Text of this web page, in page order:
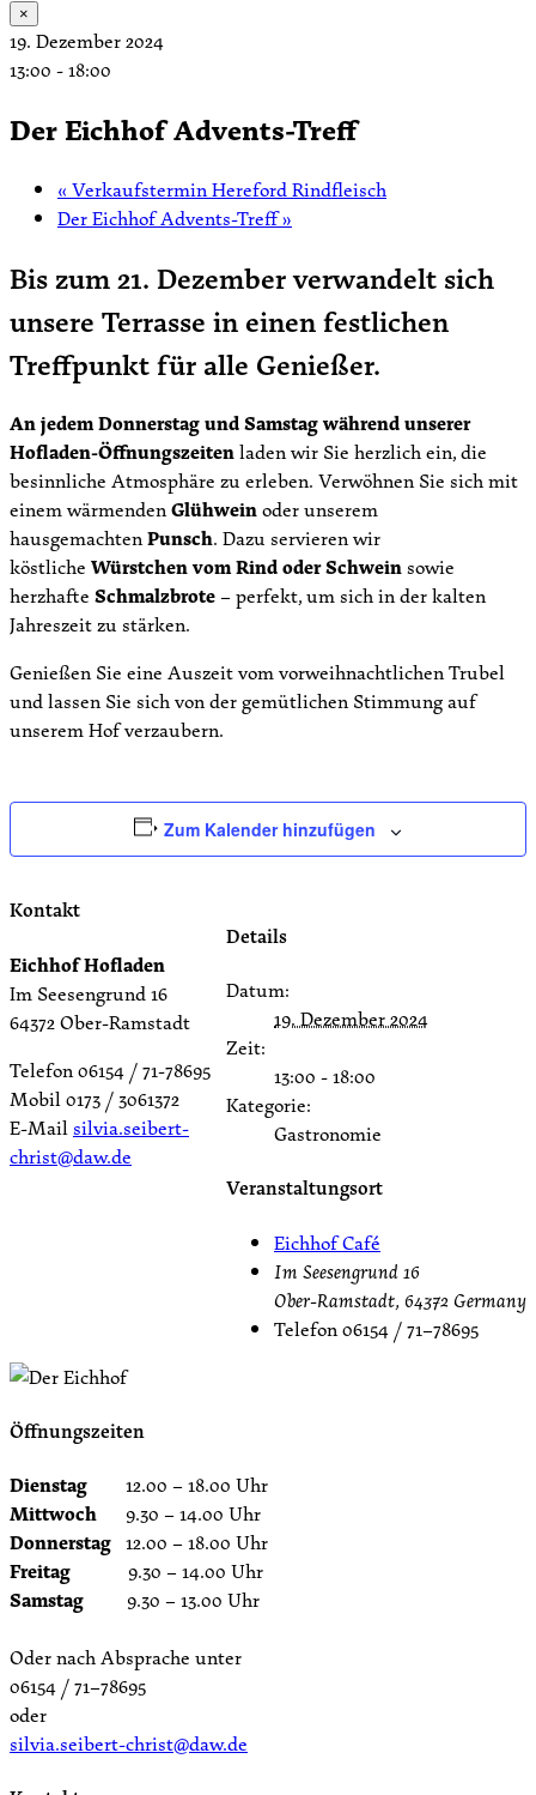
×
19. Dezember 2024
13:00 -18:00
Der Eichhof Advents-Treff
« Verkaufstermin Hereford Rindfleisch
Der Eichhof Advents-Treff»
Bis zum 21. Dezember verwandelt sich
unsere Terrasse in einen festlichen
Treffpunkt für alle Genießer.
An jedem Donnerstag und Samstag während unserer
Hofladen-Öffnungszeitenladen wir Sie herzlich ein, die
besinnliche Atmosphäre zu erleben. Verwöhnen Sie sich mit
einem wärmendenGlühweinoder unserem
hausgemachtenPunsch. Dazu servieren wir
köstliche Würstchen vom Rind oder Schweinsowie
herzhafte Schmalzbrote– perfekt, um sich in der kalten
Jahreszeit zu stärken.
Genießen Sie eine Auszeit vom vorweihnachtlichen Trubel
und lassen Sie sich von der gemütlichen Stimmung auf
unserem Hof verzaubern.
Zum Kalender hinzufügen
Details
Datum:
19. Dezember 2024
Zeit:
13:00 - 18:00
Kategorie:
Gastronomie
Veranstaltungsort
Eichhof Café
Im Seesengrund 16
Ober-Ramstadt, 64372 Germany
Telefon06154 / 71–78695
Kontakt
Eichhof Hofladen
Im Seesengrund 16
64372 Ober-Ramstadt
Telefon 06154 / 71-78695
Mobil 0173 / 3061372
E-Mailsilvia.seibert-
christ@daw.de
Öffnungszeiten
Dienstag 12.00 – 18.00 Uhr
Mittwoch 9.30 – 14.00 Uhr
Donnerstag 12.00 – 18.00 Uhr
Freitag 9.30 – 14.00 Uhr
Samstag 9.30 – 13.00 Uhr
Oder nach Absprache unter
06154 / 71–78695
oder
silvia.seibert-christ@daw.de